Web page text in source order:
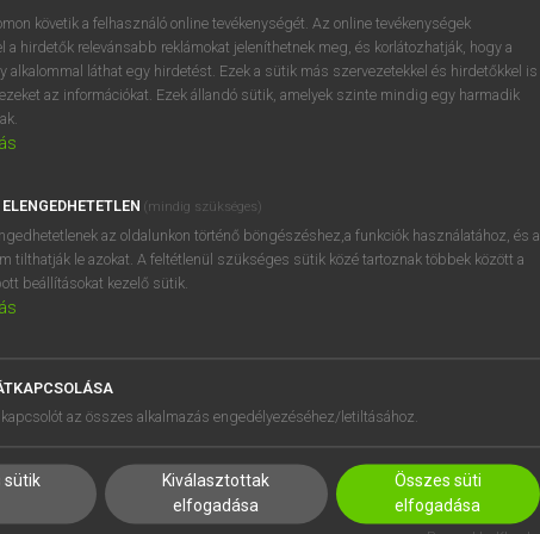
próbaverziójának elindításához
regisztrálok ésbelépek.
REGISZTRÁCIÓ
SÚGÓ
RÓLUNK
SÜTI BEÁLLÍTÁSOK
követik a felhasználó online tevékenységét. Az online tevékenységek
a hirdetők relevánsabb reklámokat jeleníthetnek meg, és korlátozhatják, hogy a
alkalommal láthat egy hirdetést. Ezek a sütik más szervezetekkel és hirdetőkkel is
az információkat. Ezek állandó sütik, amelyek szinte mindig egy harmadik
(mindig szükséges)
az oldalunkon történő böngészéshez,a funkciók használatához, és a
tilthatják le azokat. A feltétlenül szükséges sütik közé tartoznak többek között a
beállításokat kezelő sütik.
az összes alkalmazás engedélyezéséhez/letiltásához.
sütik
Kiválasztottak
elfogadása
Összes süti
elfogadása